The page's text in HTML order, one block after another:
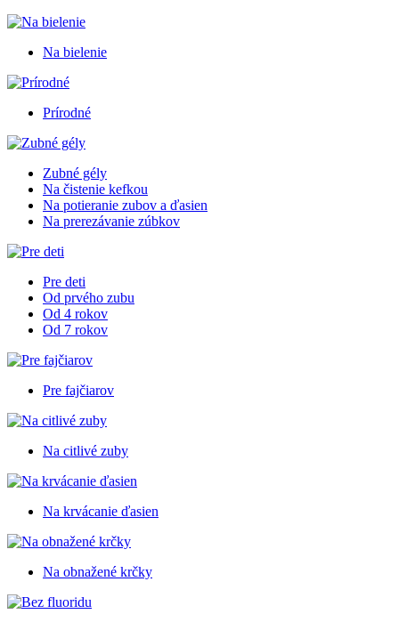
Na bielenie
Prírodné
Zubné gély
Na čistenie kefkou
Na potieranie zubov a ďasien
Na prerezávanie zúbkov
Pre deti
Od prvého zubu
Od 4 rokov
Od 7 rokov
Pre fajčiarov
Na citlivé zuby
Na krvácanie ďasien
Na obnažené krčky